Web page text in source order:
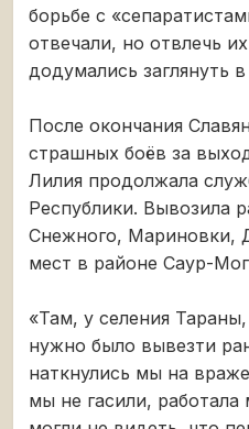
борьбе с
отвечали, но отвлечь
додумались заглянуть
После окончания
страшных боёв за
Лилия продолжала
Республики. Вывозила
Снежного, Мариновки,
мест в районе Саур-
«Там, у селения
нужно было вывезти
наткнулись мы на
мы не гасили, работала